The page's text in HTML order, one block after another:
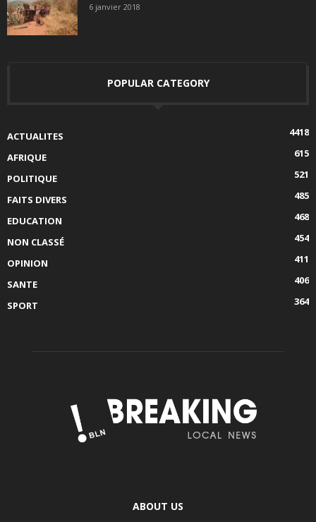
6 janvier 2018
POPULAR CATEGORY
ACTUALITES
4418
AFRIQUE
615
POLITIQUE
521
FAITS DIVERS
485
EDUCATION
468
NON CLASSÉ
454
OPINION
411
SANTE
406
SPORT
364
ABOUT US